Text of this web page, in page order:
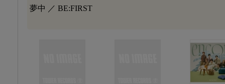
夢中 ／ BE:FIRST